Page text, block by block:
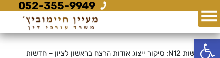
פתח סרגל נגישות
052-355-9949
חדשות N12: סיקור ייצוג אודות הרצח בראשון לציון – חדשות